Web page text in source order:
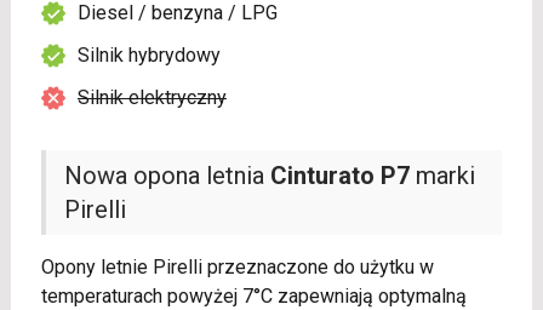
Nowa opona letnia Cinturato P7marki
Pirelli
Opony letnie Pirelli przeznaczone do użytku w
temperaturach powyżej 7°C zapewniają optymalną
Diesel / benzyna / LPG
Silnik hybrydowy
Silnik elektryczny